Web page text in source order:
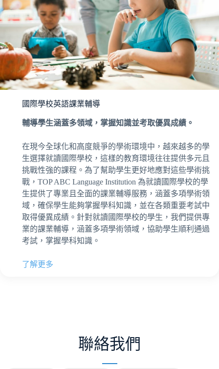
國際學校英語課業輔導
輔導學生涵蓋多領域，掌握知識並考取優異成績。
在現今全球化和高度競爭的學術環境中，越來越多的學
生選擇就讀國際學校，這樣的教育環境往往提供多元且
挑戰性強的課程。為了幫助學生更好地應對這些學術挑
戰，TOP ABC Language Institution 為就讀國際學校的學
生提供了專業且全面的課業輔導服務，涵蓋多項學術領
域，確保學生能夠掌握學科知識，並在各類重要考試中
取得優異成績。針對就讀國際學校的學生，我們提供專
業的課業輔導，涵蓋多項學術領域，協助學生順利通過
考試，掌握學科知識。
了解更多
聯絡我們